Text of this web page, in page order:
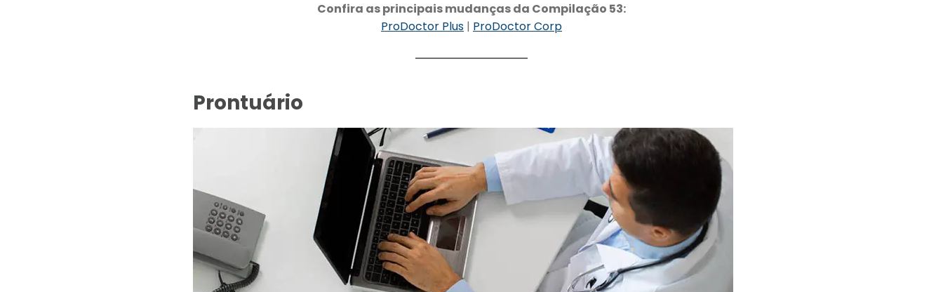
Confira as principais mudanças da Compilação 53:
ProDoctor Plus | ProDoctor Corp
Prontuário